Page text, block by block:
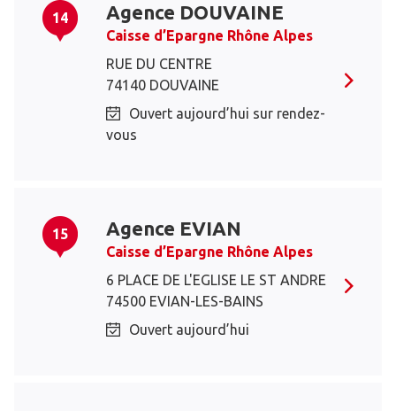
14 Agence DOUVAINE
Caisse d’Epargne Rhône Alpes
RUE DU CENTRE
74140 DOUVAINE
Ouvert aujourd’hui sur rendez-
vous
15 Agence EVIAN
Caisse d’Epargne Rhône Alpes
6 PLACE DE L'EGLISE LE ST ANDRE
74500 EVIAN-LES-BAINS
Ouvert aujourd’hui